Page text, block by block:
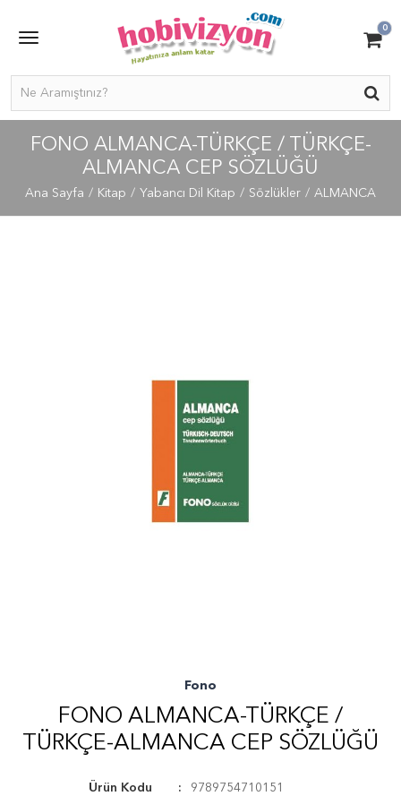
0
FONO ALMANCA-TÜRKÇE / TÜRKÇE-
ALMANCA CEP SÖZLÜĞÜ
Ana Sayfa Kitap Yabancı Dil Kitap Sözlükler ALMANCA
Fono
FONO ALMANCA-TÜRKÇE /
TÜRKÇE-ALMANCA CEP SÖZLÜĞÜ
Ürün Kodu
9789754710151